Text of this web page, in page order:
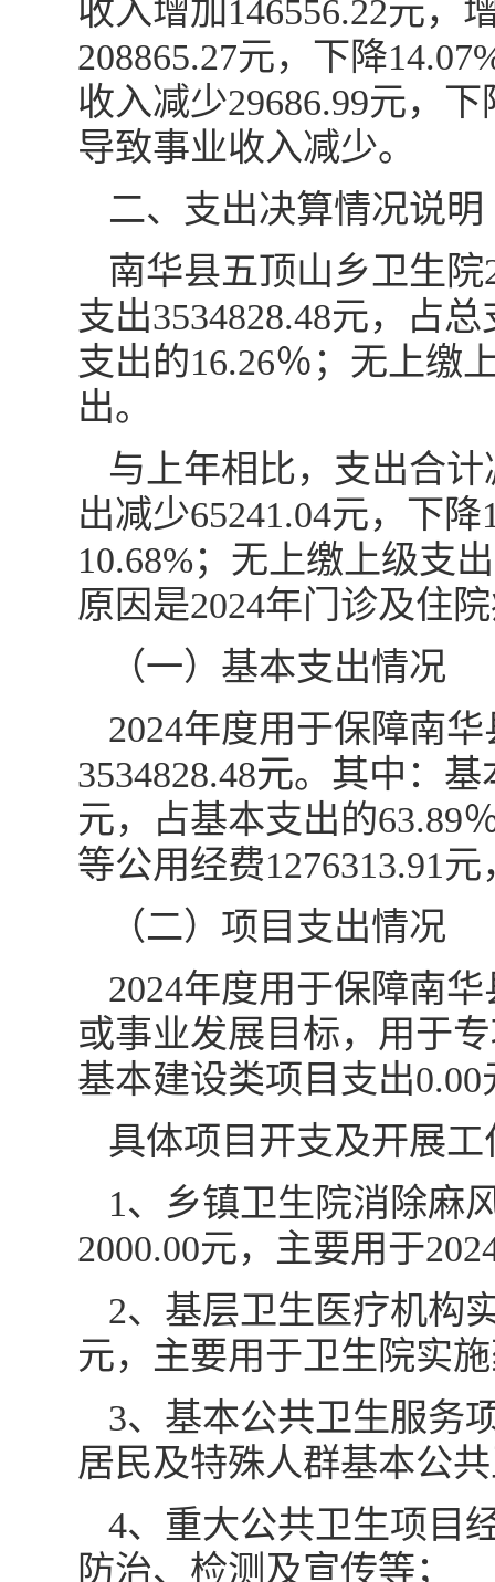
收入增加146556.22元，
208865.27元，下降
收入减少29686.99元，
导致事业收入减少。
二、支出决算情况说明
南华县五顶山乡卫生院
支出3534828.48元，占
支出的16.26％；无上缴
出。
与上年相比，支出合计
出减少65241.04元，下
10.68%；无上缴上级支
原因是2024年门诊及住
（一）基本支出情况
2024年度用于保障南
3534828.48元。其中：
元，占基本支出的63.89
等公用经费1276313.91
（二）项目支出情况
2024年度用于保障南
或事业发展目标，用于
基本建设类项目支出0.00
具体项目开支及开展
1、乡镇卫生院消除麻
2000.00元，主要用于
2、基层卫生医疗机构
元，主要用于卫生院实
3、基本公共卫生服务
居民及特殊人群基本公
4、重大公共卫生项目
防治、检测及宣传等；